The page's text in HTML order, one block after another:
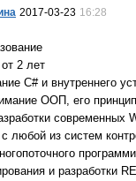
2017-03-23 16:28
2 лет
C# и внутреннего
ООП, его
современных
любой из систем
и разработки